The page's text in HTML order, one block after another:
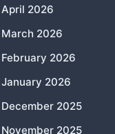
April 2026
March 2026
February 2026
January 2026
December 2025
November 2025